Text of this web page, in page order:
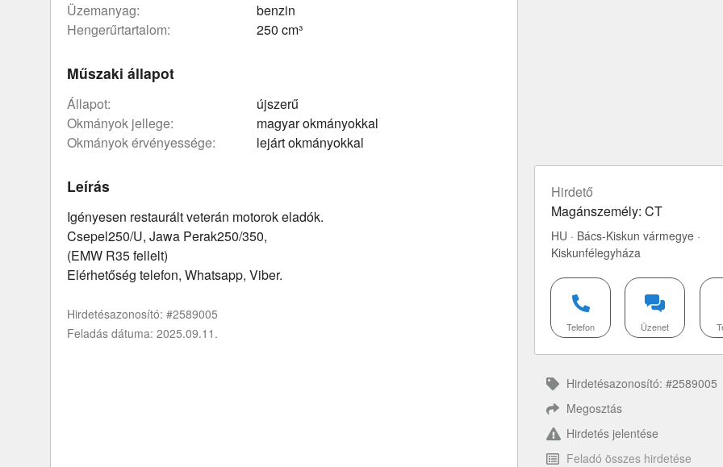
Hirdető
Magánszemély: CT
HU · Bács-Kiskun vármegye ·
Kiskunfélegyháza
Telefon Üzenet
Hirdetésazonosító: #2589005
Megosztás
Hirdetés jelentése
Feladó összes hirdetése
üzemanyag:
benzin
hengerűrtartalom:
250 cm³
Műszaki állapot
állapot:
újszerű
okmányok jellege:
magyar okmányokkal
okmányok érvényessége:
lejárt okmányokkal
Leírás
Igényesen restaurált veterán motorok eladók.
Csepel250/U, Jawa Perak250/350,
(EMW R35 fellelt)
Elérhetőség telefon, Whatsapp, Viber.
Hirdetésazonosító: #2589005
Feladás dátuma: 2025.09.11.